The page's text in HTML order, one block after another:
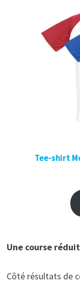
Tee-shirt
Une course
Côté résultats de